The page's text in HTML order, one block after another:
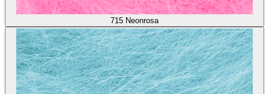
715 Neonrosa